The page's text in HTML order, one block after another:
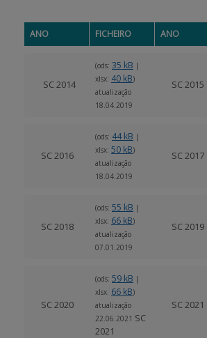
ANO FICHEIRO ANO
SC 2014
(ods: 35 kB |
xlsx: 40 kB)
atualização
18.04.2019
SC 2015
SC 2016
(ods: 44 kB |
xlsx: 50 kB)
atualização
18.04.2019
SC 2017
SC 2018
(ods: 55 kB |
xlsx: 66 kB)
atualização
07.01.2019
SC 2019
SC 2020
(ods: 59 kB |
xlsx: 66 kB)
atualização
22.06.2021 SC
2021
SC 2021